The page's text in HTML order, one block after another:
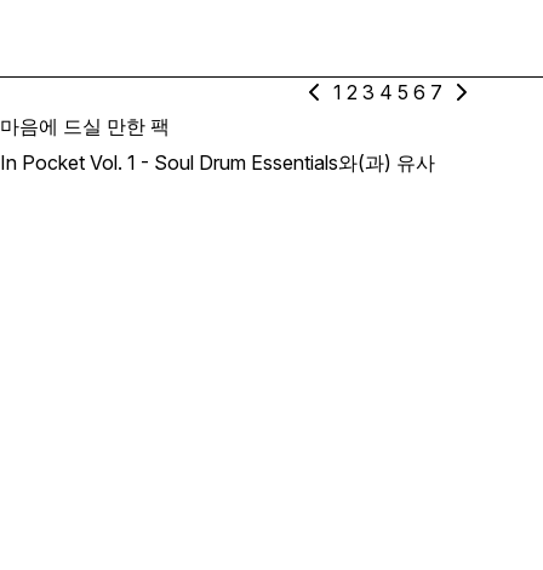
1 2 3 4 5 6 7
마음에 드실 만한 팩
In Pocket Vol. 1 - Soul Drum Essentials와(과) 유사